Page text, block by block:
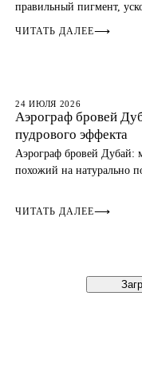
правильный пигмент,
ЧИТАТЬ ДАЛЕЕ⟶
БРОВИ
24 ИЮЛЯ 2026
Аэрограф бровей
пудрового эффекта
Аэрограф бровей Дубай:
похожий на натурально
ЧИТАТЬ ДАЛЕЕ⟶